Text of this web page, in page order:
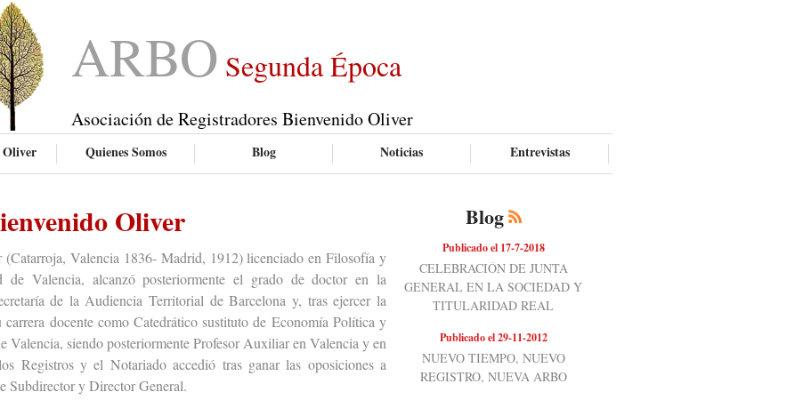
ARBO Segunda Época
Asociación de Registradores Bienvenido Oliver
Oliver Quienes Somos Blog Noticias Entrevistas
Oliver
Valencia 1836- Madrid, 1912) licenciado en Filosofía y
de Valencia, alcanzó posteriormente el grado de doctor en la
de la Audiencia Territorial de Barcelona y, tras ejercer la
docente como Catedrático sustituto de Economía Política y
Valencia, siendo posteriormente Profesor Auxiliar en Valencia y en
Registros y el Notariado accedió tras ganar las oposiciones a
Subdirector y Director General.
Blog
Publicado el 17-7-2018
CELEBRACIÓN DE JUNTA
GENERAL EN LA SOCIEDAD Y
TITULARIDAD REAL
Publicado el 29-11-2012
NUEVO TIEMPO, NUEVO
REGISTRO, NUEVA ARBO